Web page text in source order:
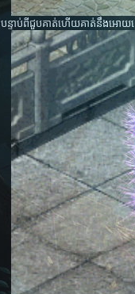
បន្ទាប់ពីជួបគាត់ហើយគាត់នឹងអោយ